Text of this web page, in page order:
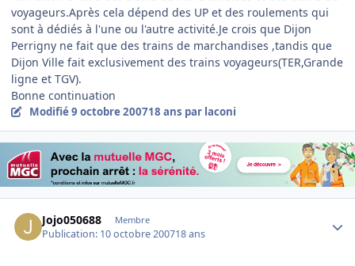
voyageurs.Après cela dépend des UP et des roulements qui
sont à dédiés à l'une ou l'autre activité.Je crois que Dijon
Perrigny ne fait que des trains de marchandises ,tandis que
Dijon Ville fait exclusivement des trains voyageurs(TER,Grande
ligne et TGV).
Bonne continuation
Modifié9 octobre 200718 ans par laconi
Jojo050688 Membre
Publication: 10 octobre 200718 ans